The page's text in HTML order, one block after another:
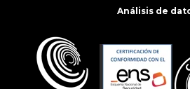
Análisis de